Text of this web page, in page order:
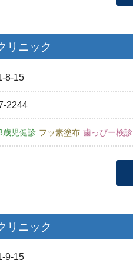
リニック
8-15
2244
歳児健診 フッ素塗布 歯っぴー検診
リニック
9-15